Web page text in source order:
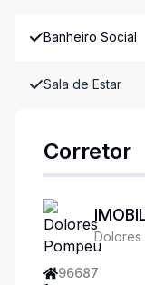
Banheiro Social
Sala de Estar
Corretor
Dolores
96687